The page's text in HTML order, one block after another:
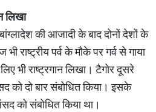
लिखा
की आजादी के बाद दोनों देशों के
राष्ट्रीय पर्व के मौके पर गर्व से गाया
भी राष्ट्रगान लिखा। टैगोर दूसरे
को दो बार संबोधित किया। इसके
को संबोधित किया था।